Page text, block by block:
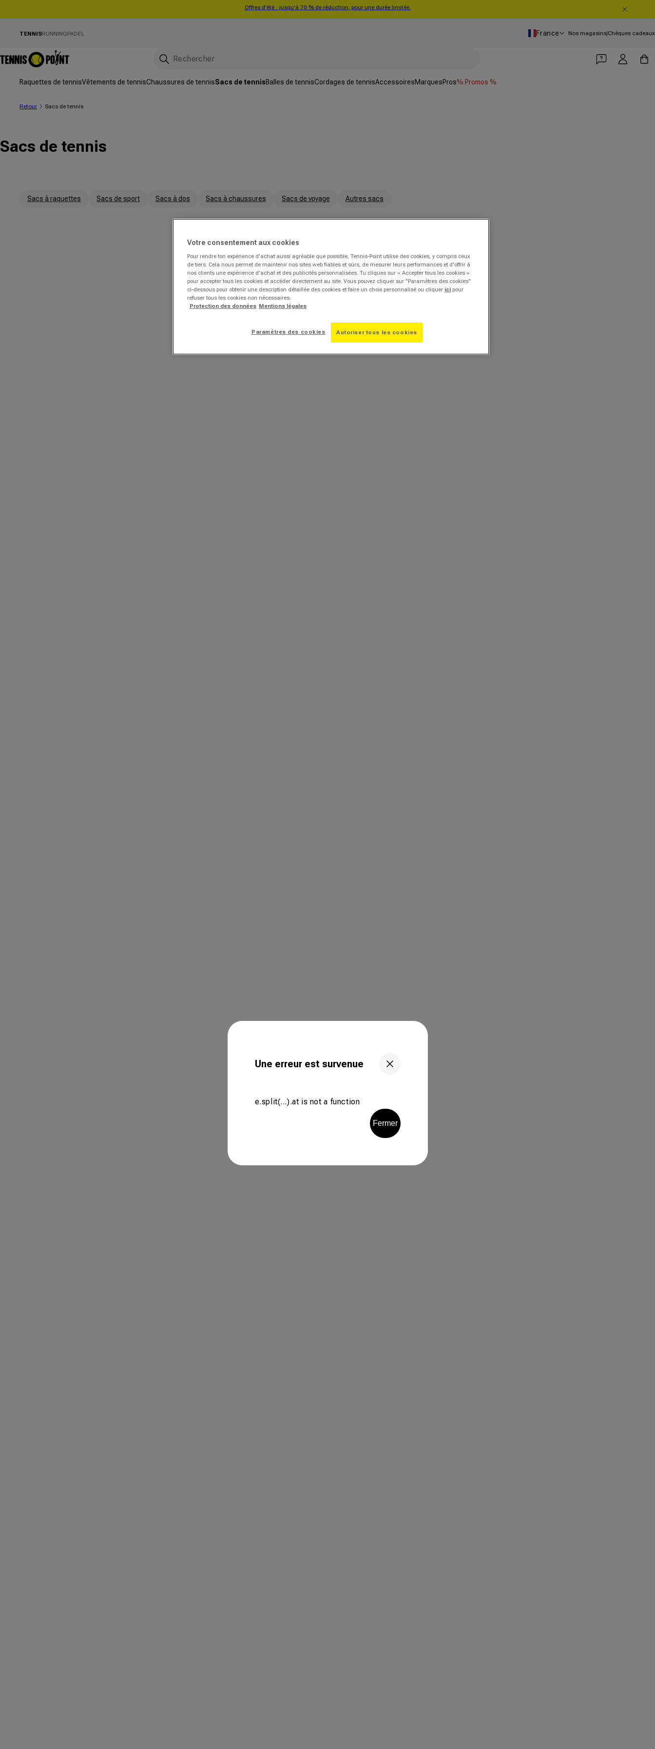
Offres d'été : jusqu'à 70 % de réduction, pour une durée limitée.
TENNISRUNNINGPADEL Pays/Région
France Nos magasins|Chèques cadeaux
Raquettes de tennisVêtements de tennisChaussures de tennisSacs de tennisBalles de tennisCordages de tennisAccessoiresMarquesPros% Promos %
Se connecter
Panier
Retour Sacs de tennis
Sacs de tennis
Sacs à raquettes Sacs de sport Sacs à dos Sacs à chaussures Sacs de voyage Autres sacs
Une erreur est survenue
e.split(...).at is not a function
Fermer
Votre consentement aux cookies
Pour rendre ton expérience d'achat aussi agréable que possible, Tennis-Point utilise des cookies, y compris ceux
de tiers. Cela nous permet de maintenir nos sites web fiables et sûrs, de mesurer leurs performances et d'offrir à
nos clients une expérience d'achat et des publicités personnalisées. Tu cliques sur « Accepter tous les cookies »
pour accepter tous les cookies et accéder directement au site. Vous pouvez cliquer sur "Paramètres des cookies"
ci-dessous pour obtenir une description détaillée des cookies et faire un choix personnalisé ou cliquer ici pour
refuser tous les cookies non nécessaires.
Protection des données Mentions légales
Paramètres des cookies Autoriser tous les cookies